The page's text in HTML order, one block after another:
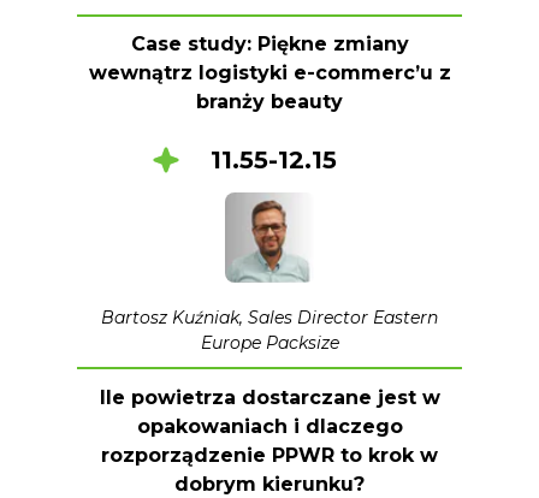
Case study: Piękne zmiany
wewnątrz logistyki e-commerc’u z
branży beauty
11.55-12.15
Bartosz Kuźniak, Sales Director Eastern
Europe Packsize
Ile powietrza dostarczane jest w
opakowaniach i dlaczego
rozporządzenie PPWR to krok w
dobrym kierunku?